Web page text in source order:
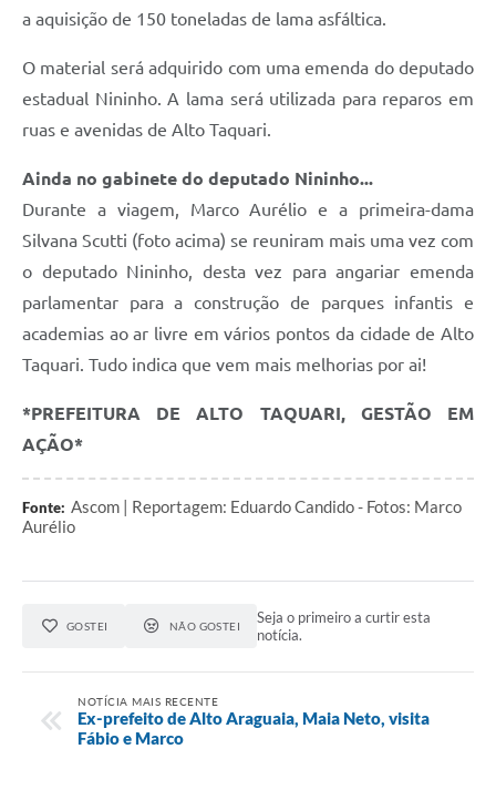
a aquisição de 150 toneladas de lama asfáltica.
O material será adquirido com uma emenda do deputado
estadual Nininho. A lama será utilizada para reparos em
ruas e avenidas de Alto Taquari.
Ainda no gabinete do deputado Nininho...
Durante a viagem, Marco Aurélio e a primeira-dama
Silvana Scutti (foto acima) se reuniram mais uma vez com
o deputado Nininho, desta vez para angariar emenda
parlamentar para a construção de parques infantis e
academias ao ar livre em vários pontos da cidade de Alto
Taquari. Tudo indica que vem mais melhorias por ai!
*PREFEITURA DE ALTO TAQUARI, GESTÃO EM
AÇÃO*
Fonte: Ascom | Reportagem: Eduardo Candido - Fotos: Marco
Aurélio
GOSTEI NÃO GOSTEI
Seja o primeiro a curtir esta
notícia.
NOTÍCIA MAIS RECENTE
Ex-prefeito de Alto Araguaia, Maia Neto, visita
Fábio e Marco